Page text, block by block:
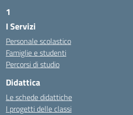
1
https://alwacomputer.id/contact/
https://blog.heptanalytics.com/
https://cambui.flyworld.com.br/
http://cl.rmuti.net/
https://
https://cesarpsicanalista.com/
https://aprici.am/
I Servizi
Personale scolastico
Famiglie e studenti
Percorsi di studio
Didattica
Le schede didattiche
I progetti delle classi